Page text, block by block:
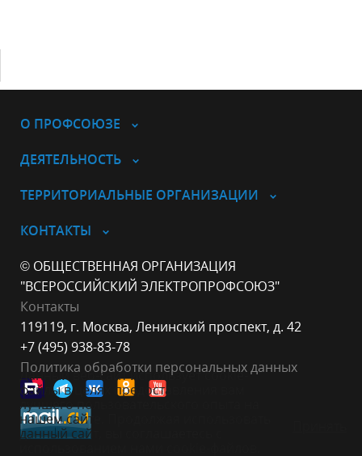
О ПРОФСОЮЗЕ
ДЕЯТЕЛЬНОСТЬ
ТЕРРИТОРИАЛЬНЫЕ ОРГАНИЗАЦИИ
КОНТАКТЫ
© ОБЩЕСТВЕННАЯ ОРГАНИЗАЦИЯ
"ВСЕРОССИЙСКИЙ ЭЛЕКТРОПРОФСОЮЗ"
Контакты
119119, г. Москва, Ленинский проспект, д. 42
+7 (495) 938-83-78
Политика обработки персональных данных
Данный веб-сайт использует cookie-
файлы в целях предоставления вам
лучшего пользовательского опыта на
нашем сайте. Продолжая использовать
данный сайт, вы соглашаетесь с